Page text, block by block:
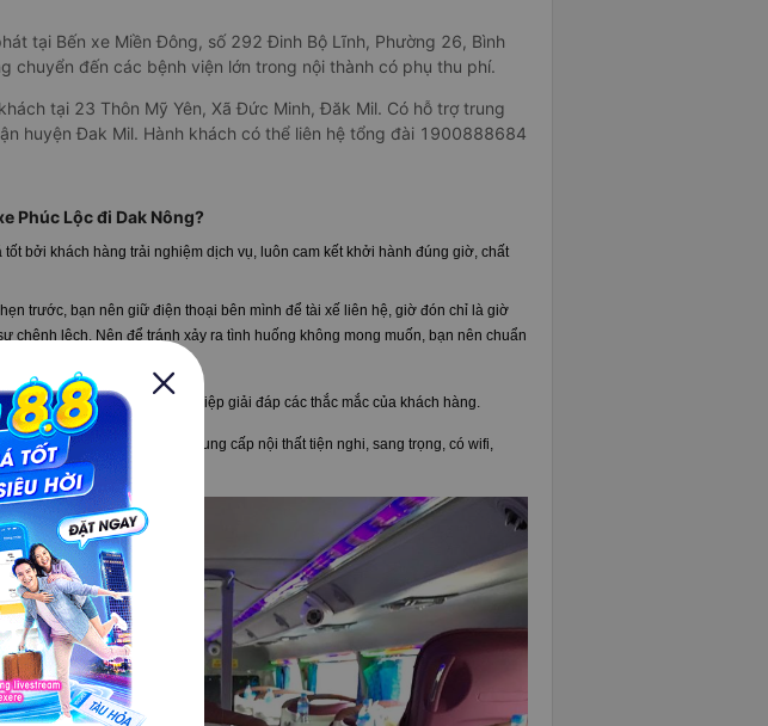
tại Bến xe Miền Đông, số 292 Đinh Bộ Lĩnh, Phường 26, Bình
chuyển đến các bệnh viện lớn trong nội thành có phụ thu phí.
tại 23 Thôn Mỹ Yên, Xã Đức Minh, Đăk Mil. Có hỗ trợ trung
huyện Đak Mil. Hành khách có thể liên hệ tổng đài 1900888684
Phúc Lộc đi Dak Nông?
tốt bởi khách hàng trải nghiệm dịch vụ, luôn cam kết khởi hành đúng giờ, chất
trước, bạn nên giữ điện thoại bên mình để tài xế liên hệ, giờ đón chỉ là giờ
chênh lệch. Nên để tránh xảy ra tình huống không mong muốn, bạn nên chuẩn
chu đáo, tư vấn chuyên nghiệp giải đáp các thắc mắc của khách hàng.
xe giường nằm đời mới cung cấp nội thất tiện nghi, sang trọng, có wifi,
lạnh, đèn Led,v.v…